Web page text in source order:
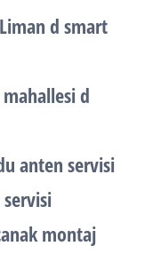
d smart
d
anten servisi
montaj